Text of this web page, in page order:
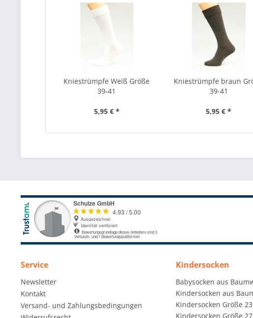
Kniestrümpfe Weiß Größe
39-41
5,95 € *
Kniestrümpfe braun
39-41
5,95 € *
Service
Newsletter
Kontakt
Versand- und Zahlungsbedingungen
Kindersocken
Babysocken aus
Kindersocken aus
Kindersocken Größe
Kindersocken Größe